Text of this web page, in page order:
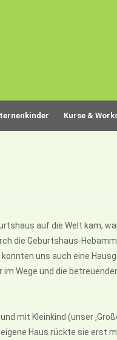
Kurse &
auf die Welt kam,
die Geburtshaus-
uns auch eine
Wege und die
mit Kleinkind (unser
Haus rückte sie